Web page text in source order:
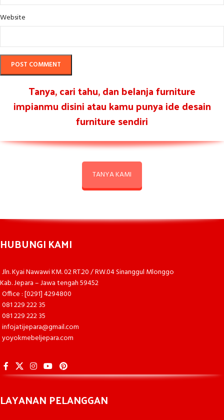
Website
Tanya, cari tahu, dan belanja furniture
impianmu disini atau kamu punya ide desain
furniture sendiri
TANYA KAMI
HUBUNGI KAMI
Jln. Kyai Nawawi KM. 02 RT.20 / RW.04 Sinanggul Mlonggo
Kab. Jepara – Jawa tengah 59452
Office : [0291] 4294800
081 229 222 35
081 229 222 35
infojatijepara@gmail.com
yoyokmebeljepara.com
LAYANAN PELANGGAN